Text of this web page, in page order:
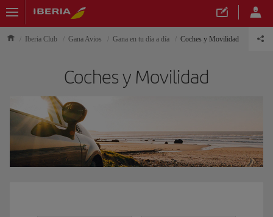
Iberia Club Gana Avios Gana en tu día a día Coches y Movilidad
Coches y Movilidad